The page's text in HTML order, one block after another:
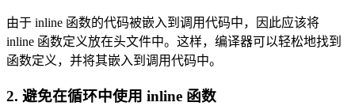
由于 inline 函数的代码被嵌入到调用代码中，因此应该将
inline 函数定义放在头文件中。这样，编译器可以轻松地找到
函数定义，并将其嵌入到调用代码中。
2. 避免在循环中使用 inline 函数